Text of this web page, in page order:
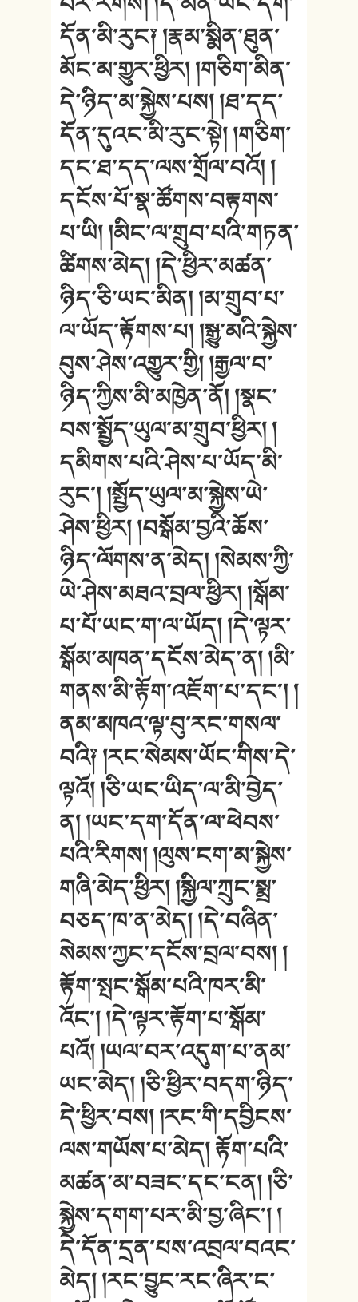
དོན་མི་རུང༑ །རྣམ་སྨིན་ཐུན་
མོང་མ་གྱུར་ཕྱིར། །གཅིག་མིན་
དེ་ཉིད་མ་སྐྱེས་པས། །ཐ་དད་
དོན་དུའང་མི་རུང་སྟེ། །གཅིག་
དང་ཐ་དད་ལས་གྲོལ་བའོ། །
དངོས་པོ་སྣ་ཚོགས་བརྟགས་
པ་ཡི། །མིང་ལ་གྲུབ་པའི་གཏན་
ཚིགས་མེད། །དེ་ཕྱིར་མཚན་
ཉིད་ཅི་ཡང་མིན། །མ་གྲུབ་པ་
ལ་ཡོད་རྟོགས་པ། །སྒྱུ་མའི་སྐྱེས་
བུས་ཤེས་འགྱུར་གྱི། །རྒྱལ་བ་
ཉིད་ཀྱིས་མི་མཁྱེན་ནོ། །སྣང་
བས་སྤྱོད་ཡུལ་མ་གྲུབ་ཕྱིར། །
དམིགས་པའི་ཤེས་པ་ཡོད་མི་
རུང༌། །སྤྱོད་ཡུལ་མ་སྐྱེས་ཡེ་
ཤེས་ཕྱིར། །བསྒོམ་བྱའི་ཆོས་
ཉིད་ལོགས་ན་མེད། །སེམས་ཀྱི་
ཡེ་ཤེས་མཐའ་བྲལ་ཕྱིར། །སྒོམ་
པ་པོ་ཡང་ག་ལ་ཡོད། །དེ་ལྟར་
སྒོམ་མཁན་དངོས་མེད་ན། །མི་
གནས་མི་རྟོག་འཇོག་པ་དང༌། །
ནམ་མཁའ་ལྟ་བུ་རང་གསལ་
བའི༑ །རང་སེམས་ཡོང་གིས་དེ་
ལྟའོ། །ཅི་ཡང་ཡིད་ལ་མི་བྱེད་
ན། །ཡང་དག་དོན་ལ་ཕེབས་
པའི་རིགས། །ལུས་ངག་མ་སྐྱེས་
གཞི་མེད་ཕྱིར། །སྐྱིལ་ཀྲུང་སྨྲ་
བཅད་ཁ་ན་མེད། །དེ་བཞིན་
སེམས་ཀྱང་དངོས་བྲལ་བས། །
རྟོག་སྤང་སྒོམ་པའི་ཁར་མི་
འོང༌། །དེ་ལྟར་རྟོག་པ་སྒོམ་
པའོ། །ཡལ་བར་འདུག་པ་ནམ་
ཡང་མེད། །ཅི་ཕྱིར་བདག་ཉིད་
དེ་ཕྱིར་བས། །རང་གི་དབྱིངས་
ལས་གཡོས་པ་མེད། རྟོག་པའི་
མཚན་མ་བཟང་དང་ངན། །ཅི་
སྐྱེས་དགག་པར་མི་བྱ་ཞིང༌། །
དེ་དོན་དྲན་པས་འབྲལ་བའང་
མེད། །རང་བྱུང་རང་ཞིར་ང་